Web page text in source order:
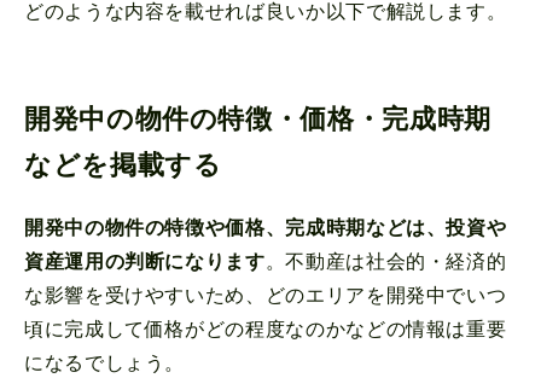
どのような内容を載せれば良いか以下で解説します。
開発中の物件の特徴・価格・完成時期
などを掲載する
​​開発中の物件の特徴や価格、完成時期などは、投資や
資産運用の判断になります。不動産は社会的・経済的
な影響を受けやすいため、どのエリアを開発中でいつ
頃に完成して価格がどの程度なのかなどの情報は重要
になるでしょう。